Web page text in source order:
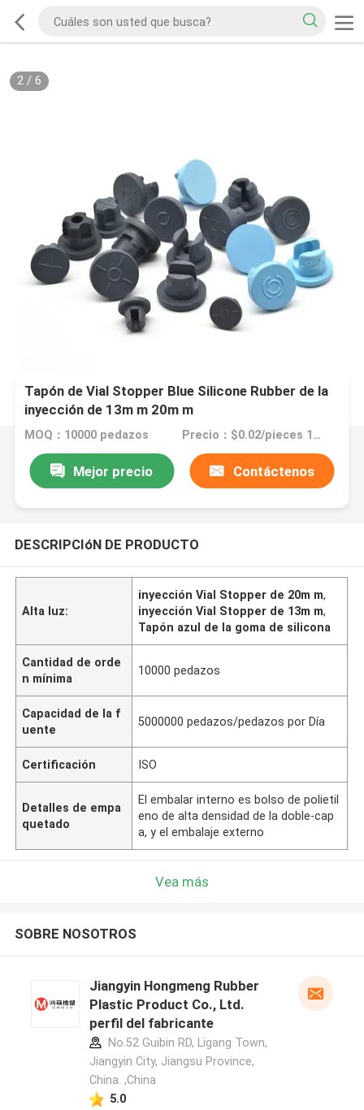
2/ 6
Tapón de Vial Stopper Blue Silicone Rubber de la
inyección de 13m m 20m m
MOQ：10000 pedazos Precio：$0.02/pieces 10000-99999 pieces
Mejor precio Contáctenos
DESCRIPCIóN DE PRODUCTO
Alta luz:
inyección Vial Stopper de 20m m,
inyección Vial Stopper de 13m m,
Tapón azul de la goma de silicona
Cantidad de orde
n mínima
10000 pedazos
Capacidad de la f
uente
5000000 pedazos/pedazos por Día
Certificación ISO
Detalles de empa
quetado
El embalar interno es bolso de polietil
eno de alta densidad de la doble-cap
a, y el embalaje externo
Vea más
SOBRE NOSOTROS
Jiangyin Hongmeng Rubber
Plastic Product Co., Ltd.
perfil del fabricante
No.52 Guibin RD, Ligang Town,
Jiangyin City, Jiangsu Province,
China. ,China
5.0